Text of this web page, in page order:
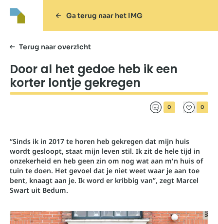
Ga terug naar het IMG
Terug naar overzicht
Door al het gedoe heb ik een
korter lontje gekregen
0 0
“Sinds ik in 2017 te horen heb gekregen dat mijn huis
wordt gesloopt, staat mijn leven stil. Ik zit de hele tijd in
onzekerheid en heb geen zin om nog wat aan m'n huis of
tuin te doen. Het gevoel dat je niet weet waar je aan toe
bent, knaagt aan je. Ik word er kribbig van”, zegt Marcel
Swart uit Bedum.